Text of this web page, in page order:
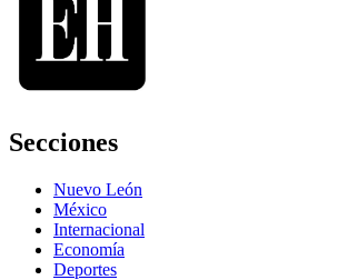
Secciones
Nuevo León
México
Internacional
Economía
Deportes